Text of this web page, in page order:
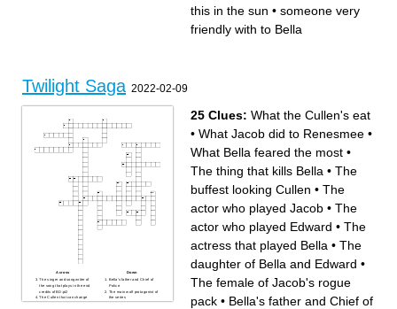
this in the sun • someone very
friendly with to Bella
Twilight Saga 2022-02-09
Across
The singer and songwriter of
the song that plays in the end
credits of BD:pt2
The Cullen that can change
the mood of anyone
Down
Bella's father and Chief of
Police
The main wolf protagonist of
the series
The actress that played Bella
25 Clues: What the Cullen's eat
• What Jacob did to Renesmee •
What Bella feared the most •
The thing that kills Bella • The
buffest looking Cullen • The
actor who played Jacob • The
actor who played Edward • The
actress that played Bella • The
daughter of Bella and Edward •
The female of Jacob's rogue
pack • Bella's father and Chief of